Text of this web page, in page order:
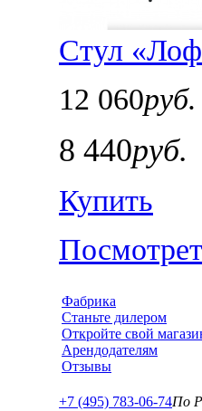
Стул
12 060руб.
8 440руб.
Купить
Фабрика
Станьте дилером
Откройте свой
Арендодателям
Отзывы
+7 (495) 783-06-74По